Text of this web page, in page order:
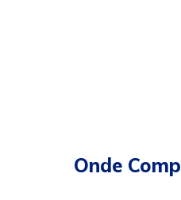
Onde